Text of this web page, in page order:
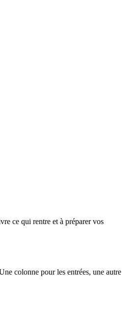
ce qui rentre et à préparer vos
colonne pour les entrées, une autre